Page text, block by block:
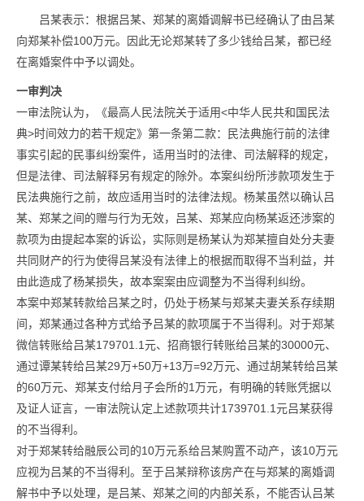
吕某表示：根据吕某、郑某的离婚调解书已经确认了由吕某
向郑某补偿100万元。因此无论郑某转了多少钱给吕某，都已经
在离婚案件中予以调处。
一审判决
一审法院认为，《最高人民法院关于适用<中华人民共和国民法
典>时间效力的若干规定》第一条第二款：民法典施行前的法律
事实引起的民事纠纷案件，适用当时的法律、司法解释的规定，
但是法律、司法解释另有规定的除外。本案纠纷所涉款项发生于
民法典施行之前，故应适用当时的法律法规。杨某虽然以确认吕
某、郑某之间的赠与行为无效，吕某、郑某应向杨某返还涉案的
款项为由提起本案的诉讼，实际则是杨某认为郑某擅自处分夫妻
共同财产的行为使得吕某没有法律上的根据而取得不当利益，并
由此造成了杨某损失，故本案案由应调整为不当得利纠纷。
本案中郑某转款给吕某之时，仍处于杨某与郑某夫妻关系存续期
间，郑某通过各种方式给予吕某的款项属于不当得利。对于郑某
微信转账给吕某179701.1元、招商银行转账给吕某的30000元、
通过谭某转给吕某29万+50万+13万=92万元、通过胡某转给吕某
的60万元、郑某支付给月子会所的1万元，有明确的转账凭据以
及证人证言，一审法院认定上述款项共计1739701.1元吕某获得
的不当得利。
对于郑某转给融辰公司的10万元系给吕某购置不动产，该10万元
应视为吕某的不当得利。至于吕某辩称该房产在与郑某的离婚调
解书中予以处理，是吕某、郑某之间的内部关系，不能否认吕某